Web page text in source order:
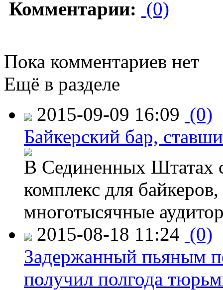
Комментарии: (0)
Пока комментариев нет
Ещё в разделе
2015-09-09 16:09 (0)
Байкерский бар,
В Сединенных Штатах
комплекс для
многотысячные
2015-08-18 11:24 (0)
Задержанный пьяным
получил полгода